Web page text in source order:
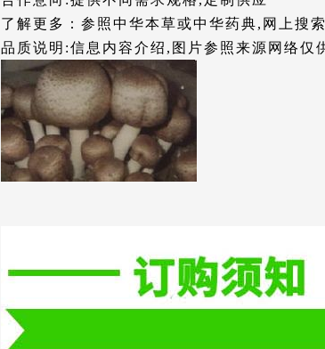
了解更多：参照中华本草或中华药典,网上搜
品质说明:信息内容介绍,图片参照来源网络仅